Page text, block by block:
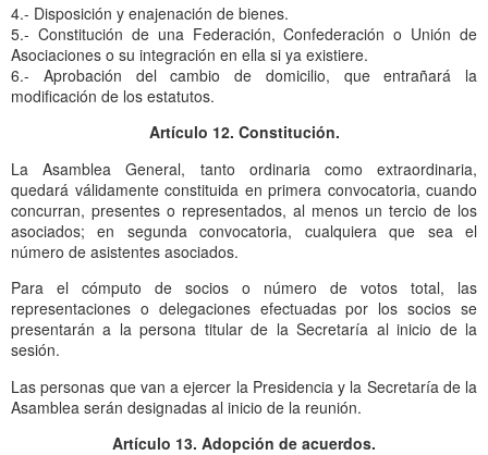
4.- Disposición y enajenación de bienes.
5.- Constitución de una Federación, Confederación o Unión de
Asociaciones o su integración en ella si ya existiere.
6.- Aprobación del cambio de domicilio, que entrañará la
modificación de los estatutos.
Artículo 12. Constitución.
La Asamblea General, tanto ordinaria como extraordinaria,
quedará válidamente constituida en primera convocatoria, cuando
concurran, presentes o representados, al menos un tercio de los
asociados; en segunda convocatoria, cualquiera que sea el
número de asistentes asociados.
Para el cómputo de socios o número de votos total, las
representaciones o delegaciones efectuadas por los socios se
presentarán a la persona titular de la Secretaría al inicio de la
sesión.
Las personas que van a ejercer la Presidencia y la Secretaría de la
Asamblea serán designadas al inicio de la reunión.
Artículo 13. Adopción de acuerdos.